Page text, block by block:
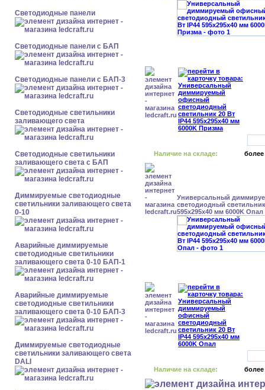
Cветодиодные панели
Cветодиодные панели с БАП
Cветодиодные панели с БАП-3
Светодиодные светильники
заливающего света
Светодиодные светильники
заливающего света с БАП
Диммируемые светодиодные
светильники заливающего света
0-10
Аварийные диммируемые
светодиодные светильники
заливающего света 0-10 БАП-1
Аварийные диммируемые
светодиодные светильники
заливающего света 0-10 БАП-3
Диммируемые светодиодные
светильники заливающего света
DALI
Наличие на складе: более
Универсальный
светодиодный
595x295x40 мм 6000K Опал
Наличие на складе: более